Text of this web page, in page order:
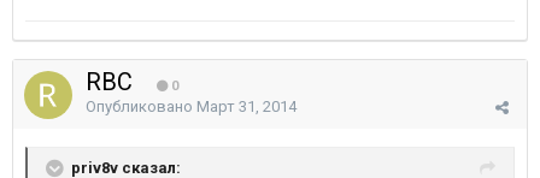
RBC 0
Опубликовано Март 31, 2014
priv8v сказал: